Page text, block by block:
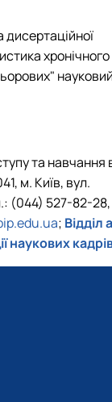
дисертаційної
хронічного
та навчання
м. Київ, вул.
(044) 527-82-28,
; Відділ а
наукових